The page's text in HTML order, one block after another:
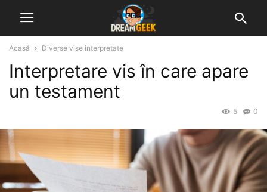
Acasă Diverse vise interpretate
Interpretare vis în care apare
un testament
0
5